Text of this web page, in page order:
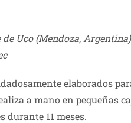
Uco (Mendoza, Argentina)
elaborados
a mano en pequeñas
durante 11 meses.